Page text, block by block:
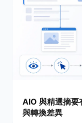
AIO 與精選摘要
與轉換差異